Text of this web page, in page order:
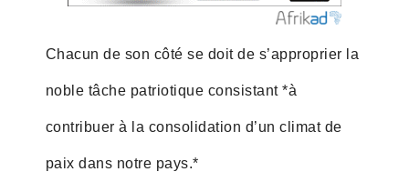
Chacun de son côté se doit de s’approprier la
noble tâche patriotique consistant *à
contribuer à la consolidation d’un climat de
paix dans notre pays.*